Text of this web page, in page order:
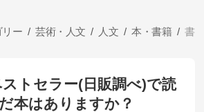
リー 芸術・人文 人文 本・書籍 書
トセラー(日販調べ)で読
本はありますか？